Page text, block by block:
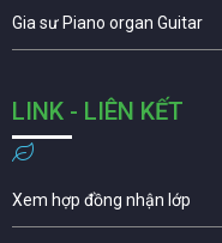
Gia sư Piano organ Guitar
LINK - LIÊN KẾT
Xem hợp đồng nhận lớp